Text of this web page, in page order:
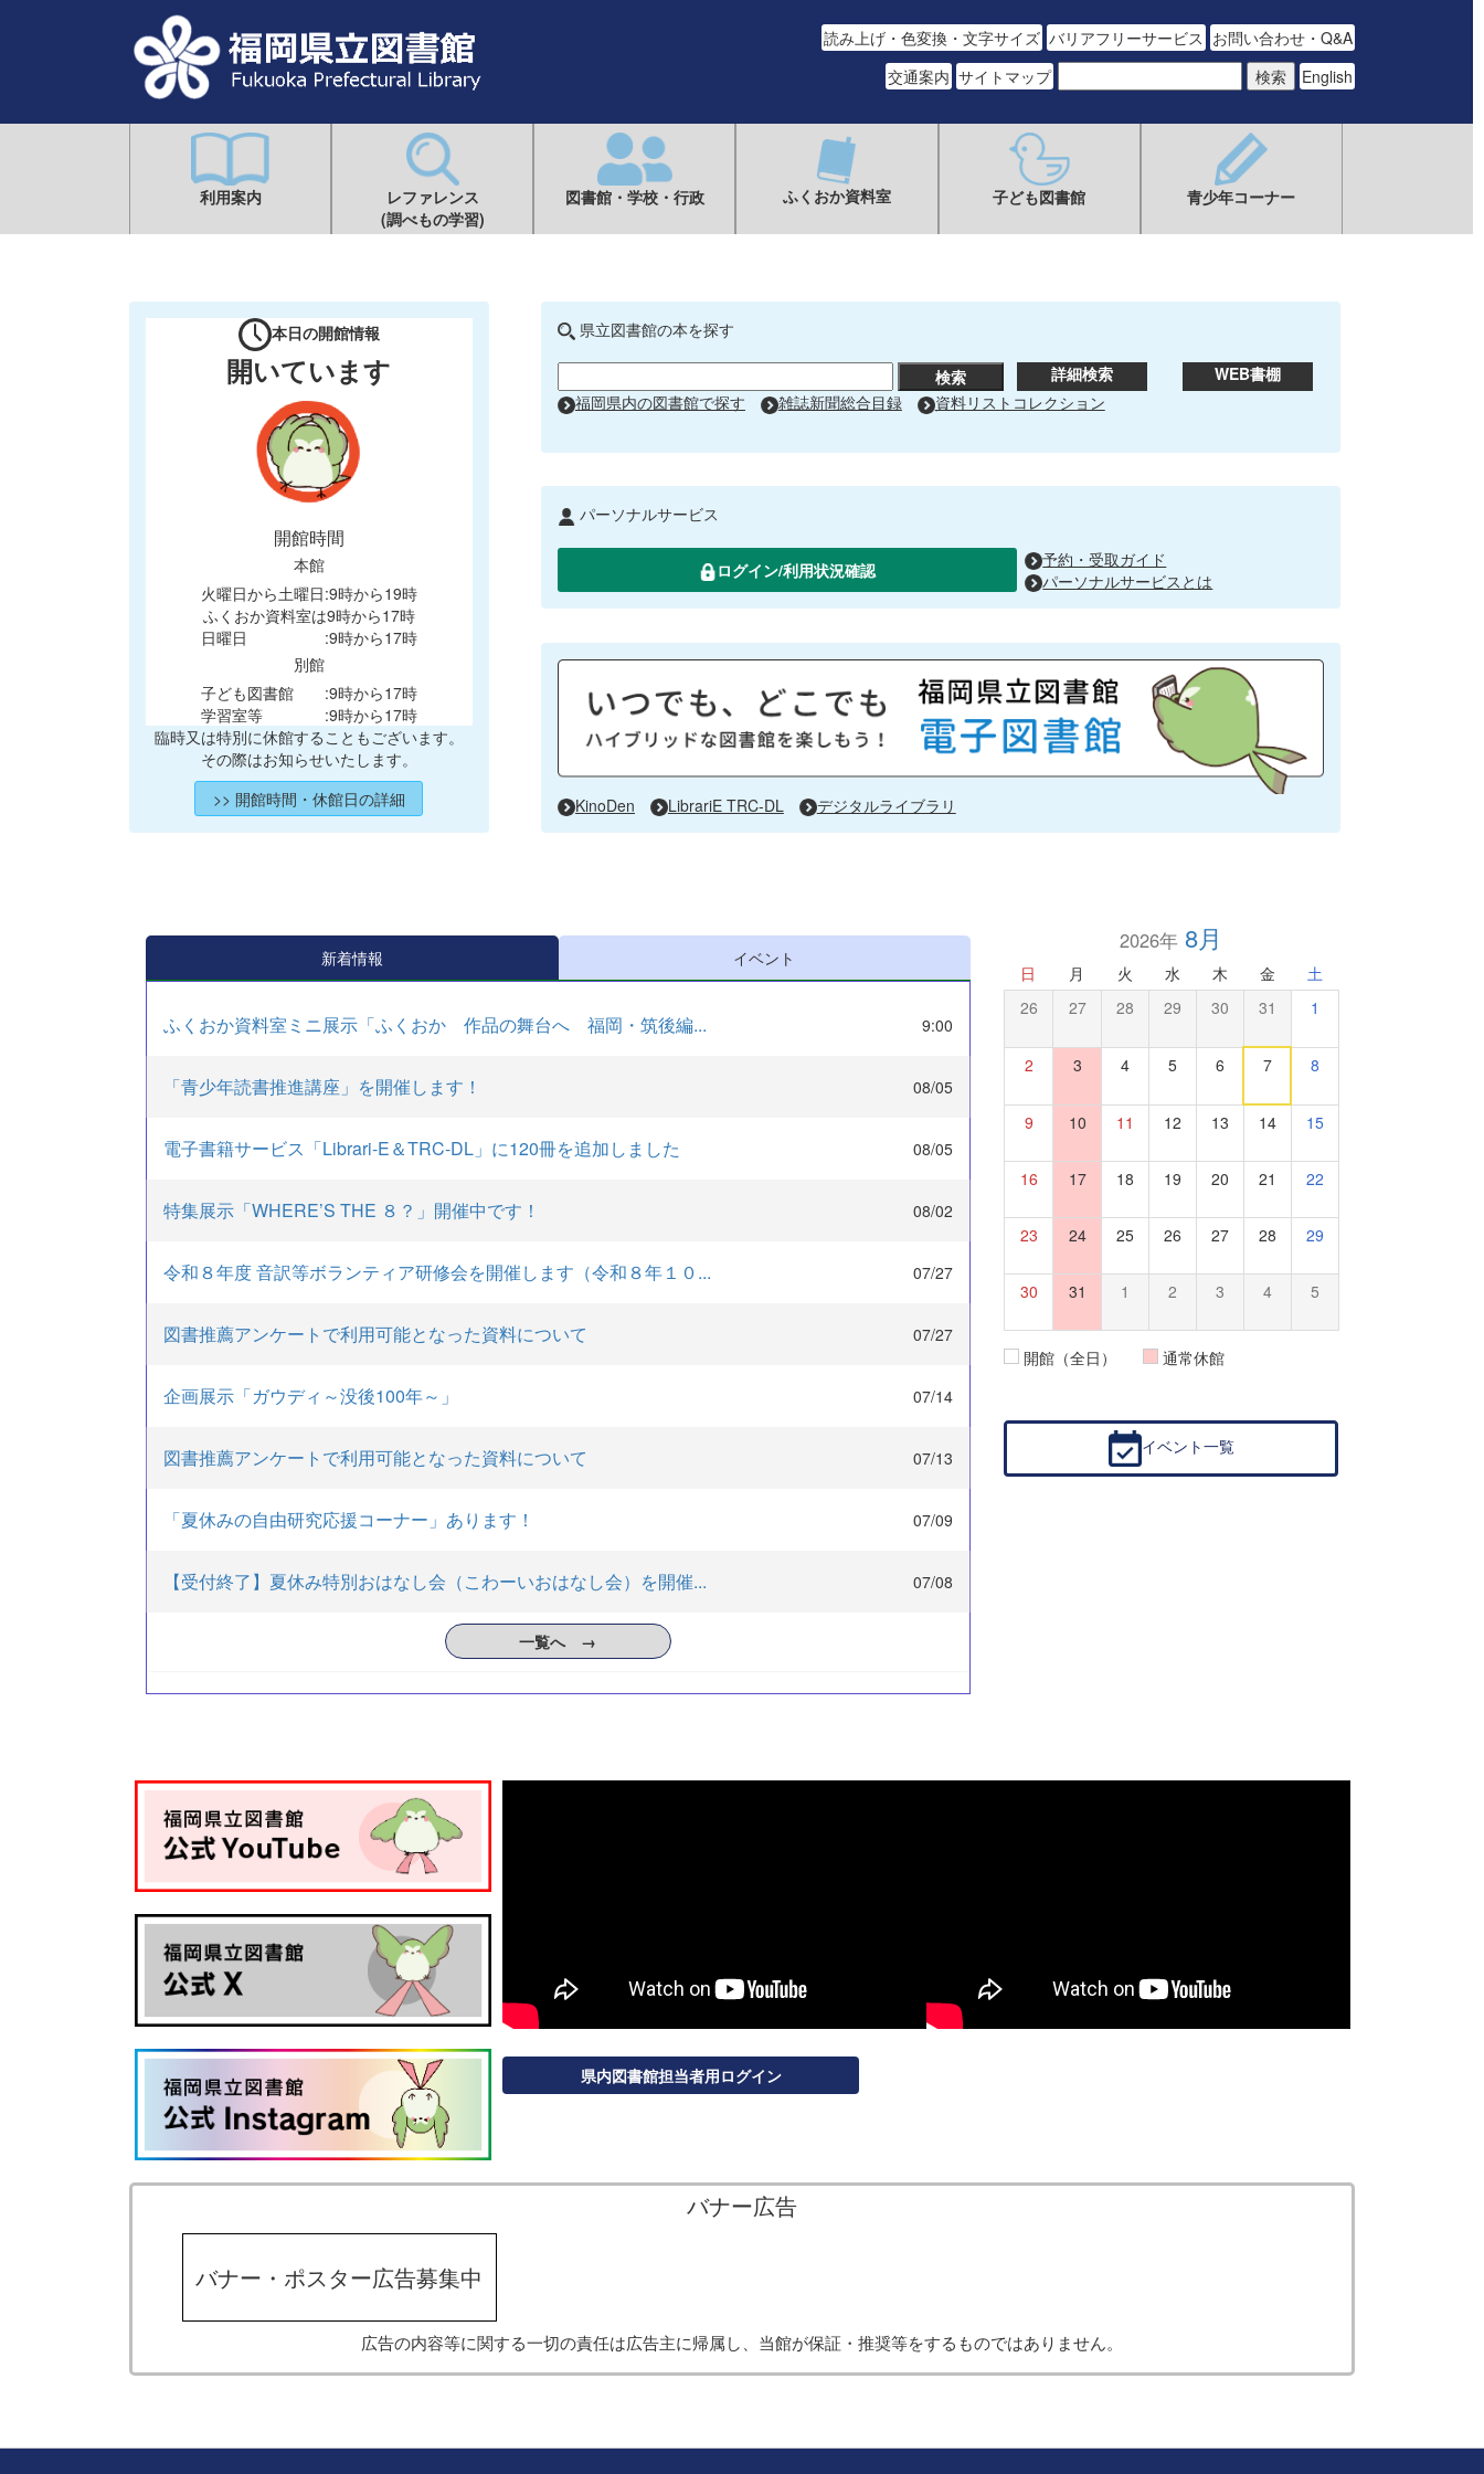
読み上げ・色変換・文字サイズ バリアフリーサービス お問い合わせ・Q&A
交通案内 サイトマップ English
利用案内
レファレンス
(調べもの学習)
図書館・学校・行政 ふくおか資料室 子ども図書館 青少年コーナー
本日の開館情報
開いています
開館時間
本館
火曜日から土曜日:9時から19時
ふくおか資料室は9時から17時
日曜日 :9時から17時
別館
子ども図書館 :9時から17時
学習室等 :9時から17時
臨時又は特別に休館することもございます。
その際はお知らせいたします。
>> 開館時間・休館日の詳細
県立図書館の本を探す
詳細検索
WEB書棚
福岡県内の図書館で探す
雑誌新聞総合目録 資料リストコレクション
パーソナルサービス
ログイン/利用状況確認
予約・受取ガイド
パーソナルサービスとは
KinoDen LibrariE TRC-DL デジタルライブラリ
新着情報 イベント
ふくおか資料室ミニ展示「ふくおか 作品の舞台へ 福岡・筑後編... 9:00
「青少年読書推進講座」を開催します！ 08/05
電子書籍サービス「Librari-E＆TRC-DL」に120冊を追加しました 08/05
特集展示「WHERE’S THE ８？」開催中です！ 08/02
令和８年度 音訳等ボランティア研修会を開催します（令和８年１０... 07/27
図書推薦アンケートで利用可能となった資料について 07/27
企画展示「ガウディ～没後100年～」 07/14
図書推薦アンケートで利用可能となった資料について 07/13
「夏休みの自由研究応援コーナー」あります！ 07/09
【受付終了】夏休み特別おはなし会（こわーいおはなし会）を開催... 07/08
一覧へ →
2026年 8月
日 月 火 水 木 金 土
26 27 28 29 30 31 1
2 3 4 5 6 7 8
9 10 11 12 13 14 15
16 17 18 19 20 21 22
23 24 25 26 27 28 29
30 31 1 2 3 4 5
開館（全日） 通常休館
イベント一覧
県内図書館担当者用ログイン
バナー広告
バナー・ポスター広告募集中
広告の内容等に関する一切の責任は広告主に帰属し、当館が保証・推奨等をするものではありません。